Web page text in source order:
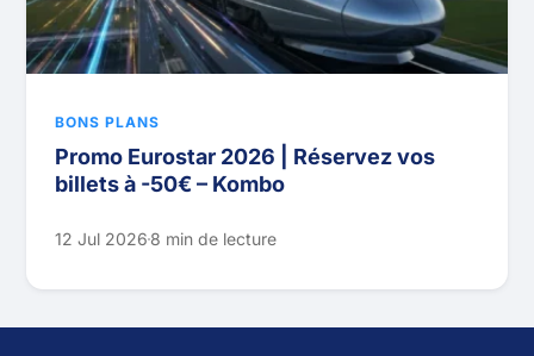
BONS PLANS
Promo Eurostar 2026 | Réservez vos
billets à -50€ – Kombo
12 Jul 20268 min de lecture